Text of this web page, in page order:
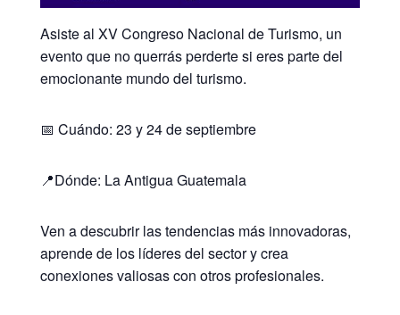
Asiste al XV Congreso Nacional de Turismo, un
evento que no querrás perderte si eres parte del
emocionante mundo del turismo.
📅 Cuándo: 23 y 24 de septiembre
📍Dónde: La Antigua Guatemala
Ven a descubrir las tendencias más innovadoras,
aprende de los líderes del sector y crea
conexiones valiosas con otros profesionales.